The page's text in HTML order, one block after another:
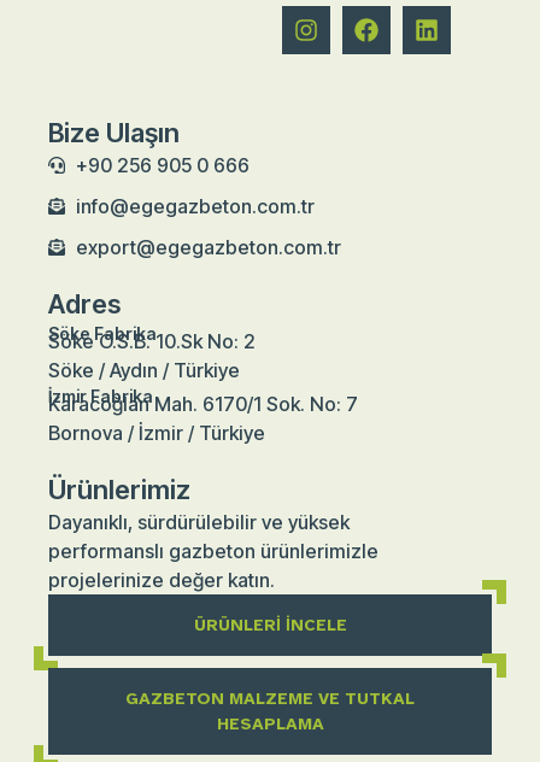
Bize Ulaşın
+90 256 905 0 666
info@egegazbeton.com.tr
export@egegazbeton.com.tr
Adres
Söke Fabrika
Söke O.S.B. 10.Sk No: 2
Söke / Aydın / Türkiye
İzmir Fabrika
Karacoğlan Mah. 6170/1 Sok. No: 7
Bornova / İzmir / Türkiye
Ürünlerimiz
Dayanıklı, sürdürülebilir ve yüksek
performanslı gazbeton ürünlerimizle
projelerinize değer katın.
ÜRÜNLERI İNCELE
GAZBETON MALZEME VE TUTKAL
HESAPLAMA